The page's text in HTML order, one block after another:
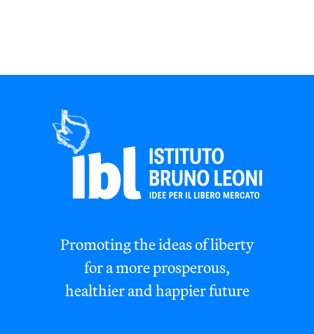
Promoting the ideas of liberty
for a more prosperous,
healthier and happier future